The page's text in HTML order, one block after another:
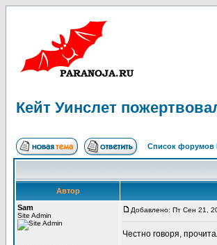
Кейт Уинслет
Список
Автор
Sam
Site Admin
Добавлено: Пт Сен 21,
Честно говоря,